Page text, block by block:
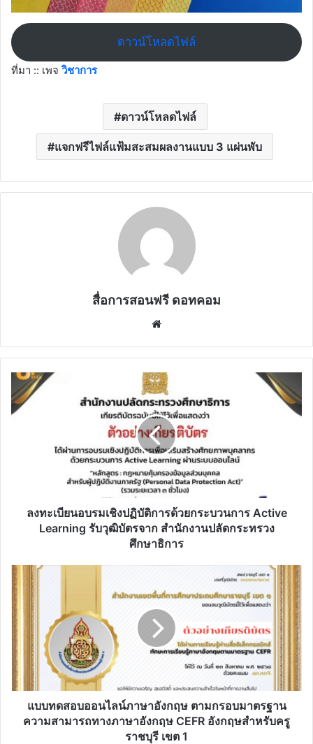
ดาวน์โหลดไฟล์
ที่มา :: เพจวิชาการ
ดาวน์โหลดไฟล์
แจกฟรีไฟล์แฟ้มสะสมผลงานแบบ 3 แผ่นพับ
สื่อการสอนฟรี ดอทคอม
ลง
ทะเบียน
อบรม
Learning
สำนักงาน
ปลัด
กระทรวง
ศึกษาธิการ
ลงทะเบียนอบรมเชิงปฏิบัติการด้วยกระบวนการ Active
Learning รับวุฒิบัตรจาก สำนักงานปลัดกระทรวง
ศึกษาธิการ
แบบ
ทดสอบ
ออนไลน์
ภาษา
อังกฤษ
ตาม
กรอบ
มาตรฐาน
ความ
สามารถ
ทาง
แบบทดสอบออนไลน์ภาษาอังกฤษ ตามกรอบมาตรฐาน
ความสามารถทางภาษาอังกฤษ CEFR อังกฤษสําหรับครู
ราชบุรี เขต 1